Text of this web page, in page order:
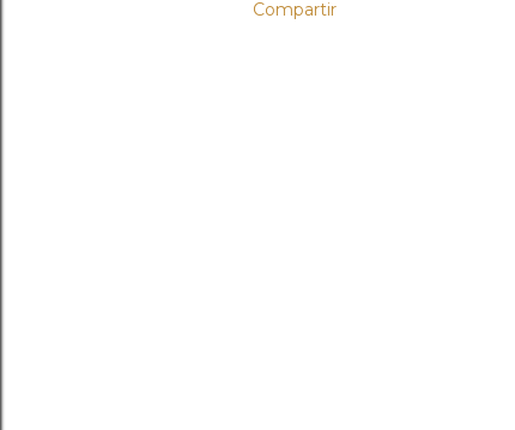
Compartir